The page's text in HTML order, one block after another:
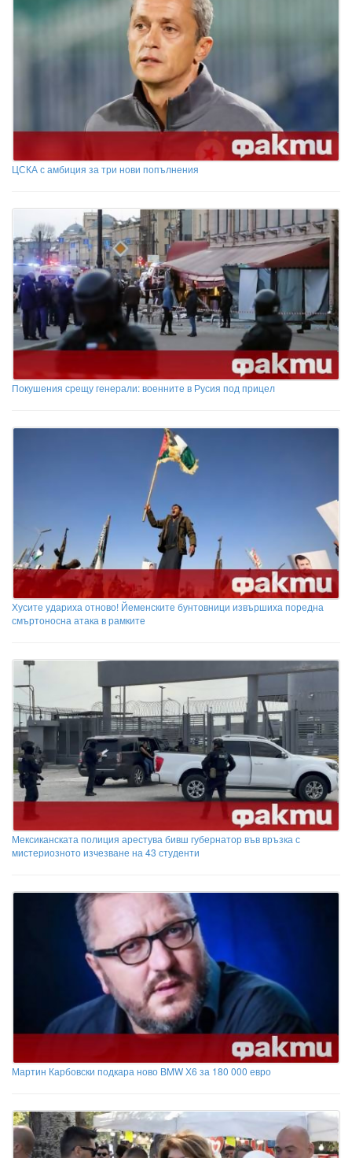
ЦСКА с амбиция за три нови попълнения
Покушения срещу генерали: военните в Русия под прицел
Хусите удариха отново! Йеменските бунтовници извършиха поредна
смъртоносна атака в рамките
Мексиканската полиция арестува бивш губернатор във връзка с
мистериозното изчезване на 43 студенти
Мартин Карбовски подкара ново BMW Х6 за 180 000 евро